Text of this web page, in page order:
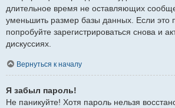
длительное время не оставляющих
уменьшить размер базы данных. Если это
попробуйте зарегистрироваться снова и
дискуссиях.
Вернуться к началу
Я забыл пароль!
Не паникуйте! Хотя пароль нельзя